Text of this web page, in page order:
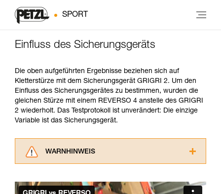
SPORT
Einfluss des Sicherungsgeräts
Die oben aufgeführten Ergebnisse beziehen sich auf
Kletterstürze mit dem Sicherungsgerät GRIGRI 2. Um den
Einfluss des Sicherungsgerätes zu bestimmen, wurden die
gleichen Stürze mit einem REVERSO 4 anstelle des GRIGRI
2 wiederholt. Das Testprotokoll ist unverändert: Die einzige
Variable ist das Sicherungsgerät.
WARNHINWEIS
aufmerksam durch, bevor Sie diesen zu Rate